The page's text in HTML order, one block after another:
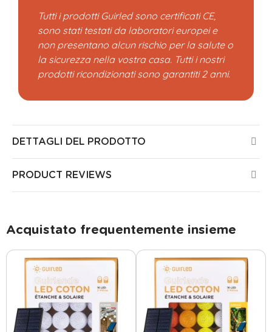
Tutti i prodotti Guirled sono certificati CE,
sono stati testati da laboratori europei e
non presentano alcun rischio per la salute o
la sicurezza nella vostra casa. Tutti i nostri
prodotti ricondizionati sono garantiti 2 anni.
DETTAGLI DEL PRODOTTO
PRODUCT REVIEWS
Acquistato frequentemente insieme